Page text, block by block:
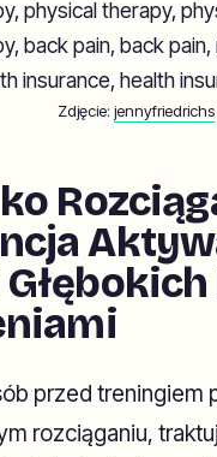
Zdjęcie: jennyfriedrichs
przed treningiem
rozciąganiu,